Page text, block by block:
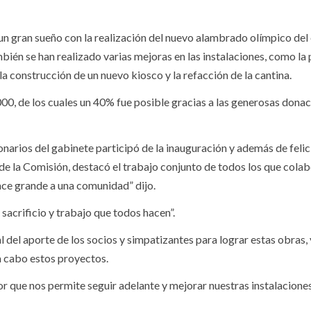
gran sueño con la realización del nuevo alambrado olímpico
se han realizado varias mejoras en las instalaciones, como la
construcción de un nuevo kiosco y la refacción de la cantina.
de los cuales un 40% fue posible gracias a las generosas
del gabinete participó de la inauguración y además de
la Comisión, destacó el trabajo conjunto de todos los que
grande a una comunidad” dijo.
y trabajo que todos hacen”.
aporte de los socios y simpatizantes para lograr estas obras,
estos proyectos.
que nos permite seguir adelante y mejorar nuestras